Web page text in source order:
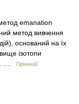
emanation
метод вивчення
оснований на їх
ізотопи
…
Гірничий